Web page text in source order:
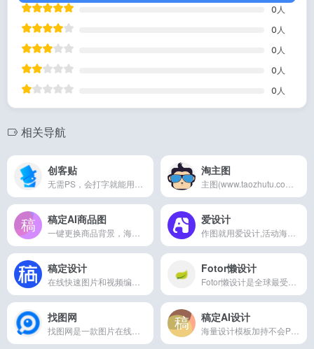
0 人
0 人
0 人
0 人
0 人
相关导航
创客贴 淘主图
稿定AI商品图 爱设计
稿定设计 Fotor懒设计
找图网 稿定AI设计